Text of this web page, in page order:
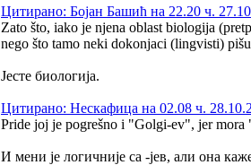
Цитирано: Бојан Башић на 22.20 ч.
Zato što, iako je njena oblast biologija
nego što tamo neki dokonjaci (lingvisti)
Јесте биологија.
Цитирано: Нескафица на 02.08 ч.
Pride joj je pogrešno i "Golgi-ev", jer
И мени је логичније са -јев, али она